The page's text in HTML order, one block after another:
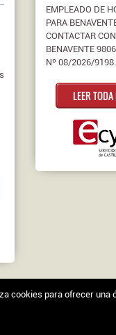
EMPLEADO DE
PARA
CONTACTAR
BENAVENTE
Nº 08/2026/9198.
LEER
cookies para ofrecer una